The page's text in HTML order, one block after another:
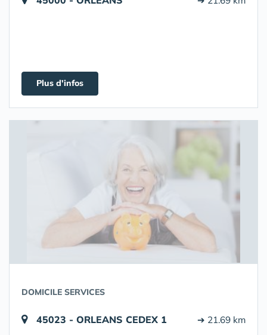
Plus d'infos
DOMICILE SERVICES
45023 - ORLEANS CEDEX 1 ➔ 21.69 km